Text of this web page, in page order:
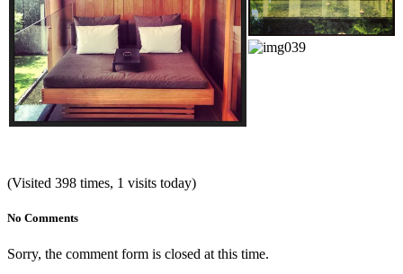
(Visited 398 times, 1 visits today)
No Comments
Sorry, the comment form is closed at this time.